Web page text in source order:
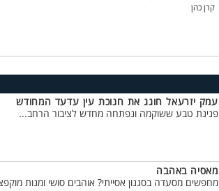
קרן כהן
עמק יזרעאל חוגג את חנוכת עין עדעד המחודש
פנינת טבע ששוקמה ונפתחה מחדש לציבור הרחב...
מאסיה באהבה
מחפשים מסעדה בסגנון אסייתי? אוהבים סושי ומנות